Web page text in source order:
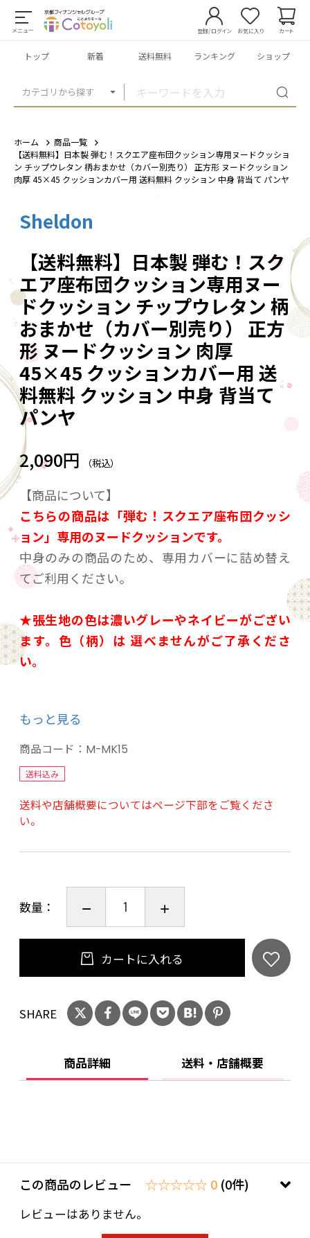
メニュー
カテゴリから探す
登録/ログイン お気に入り カート
トップ 新着 送料無料 ランキング ショップ
ホーム
商品一覧
【送料無料】日本製 弾む！スクエア座布団クッション専用ヌードクッショ
ン チップウレタン 柄おまかせ（カバー別売り） 正方形 ヌードクッション
肉厚 45×45 クッションカバー用 送料無料 クッション 中身 背当て パンヤ
Sheldon
【送料無料】日本製 弾む！スク
エア座布団クッション専用ヌー
ドクッション チップウレタン 柄
おまかせ（カバー別売り） 正方
形 ヌードクッション 肉厚
45×45 クッションカバー用 送
料無料 クッション 中身 背当て
パンヤ
2,090円 （税込）
【商品について】
こちらの商品は「弾む！スクエア座布団クッシ
ョン」専用のヌードクッションです。
中身のみの商品のため、専用カバーに詰め替え
てご利用ください。
★張生地の色は濃いグレーやネイビーがござい
ます。色（柄）は 選べませんがご了承くださ
い。
北海道/沖縄/離島は受注不可
もっと見る
商品コード： M-MK15
送料込み
送料や店舗概要についてはページ下部をご覧くださ
い。
数量：
カートに入れる
SHARE
商品詳細 送料・店舗概要
この商品のレビュー ☆☆☆☆☆ 0 (0件)
レビューはありません。